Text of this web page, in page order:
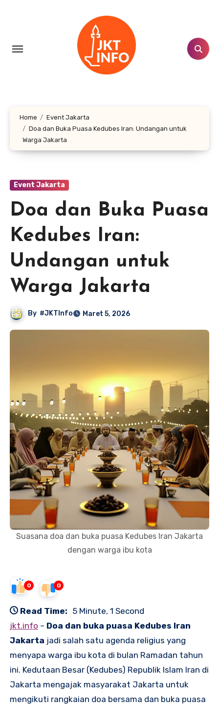
Home
Event Jakarta
Doa dan Buka Puasa Kedubes Iran: Undangan untuk
Warga Jakarta
Event Jakarta
Doa dan Buka Puasa
Kedubes Iran:
Undangan untuk
Warga Jakarta
By #JKTInfo Maret 5, 2026
Suasana doa dan buka puasa Kedubes Iran Jakarta
dengan warga ibu kota
0 0
Read Time: 5 Minute, 1 Second
jkt.info – Doa dan buka puasa Kedubes Iran
Jakarta jadi salah satu agenda religius yang
menyapa warga ibu kota di bulan Ramadan tahun
ini. Kedutaan Besar (Kedubes) Republik Islam Iran di
Jakarta mengajak masyarakat Jakarta untuk
mengikuti rangkaian doa bersama dan buka puasa